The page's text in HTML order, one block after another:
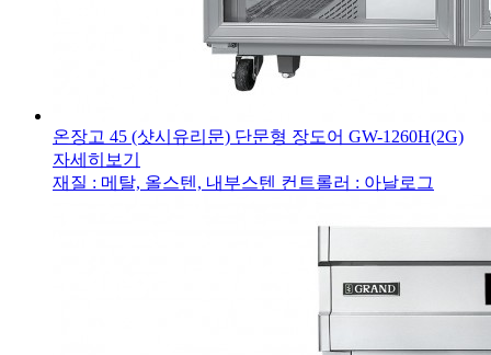
온장고 45 (샷시유리문) 단문형 장도어 GW-1260H(2G)
자세히보기
재질 : 메탈, 올스텐, 내부스텐 컨트롤러 : 아날로그